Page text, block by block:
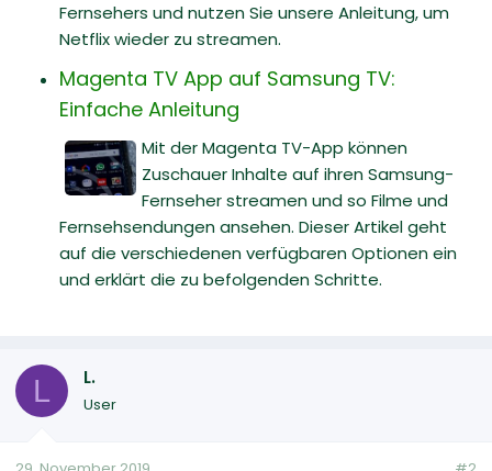
Fernsehers und nutzen Sie unsere Anleitung, um
Netflix wieder zu streamen.
Magenta TV App auf Samsung TV:
Einfache Anleitung
Mit der Magenta TV-App können
Zuschauer Inhalte auf ihren Samsung-
Fernseher streamen und so Filme und
Fernsehsendungen ansehen. Dieser Artikel geht
auf die verschiedenen verfügbaren Optionen ein
und erklärt die zu befolgenden Schritte.
L L.
User